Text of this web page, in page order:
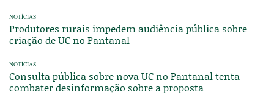
NOTÍCIAS
Produtores rurais impedem audiência pública sobre
criação de UC no Pantanal
NOTÍCIAS
Consulta pública sobre nova UC no Pantanal tenta
combater desinformação sobre a proposta